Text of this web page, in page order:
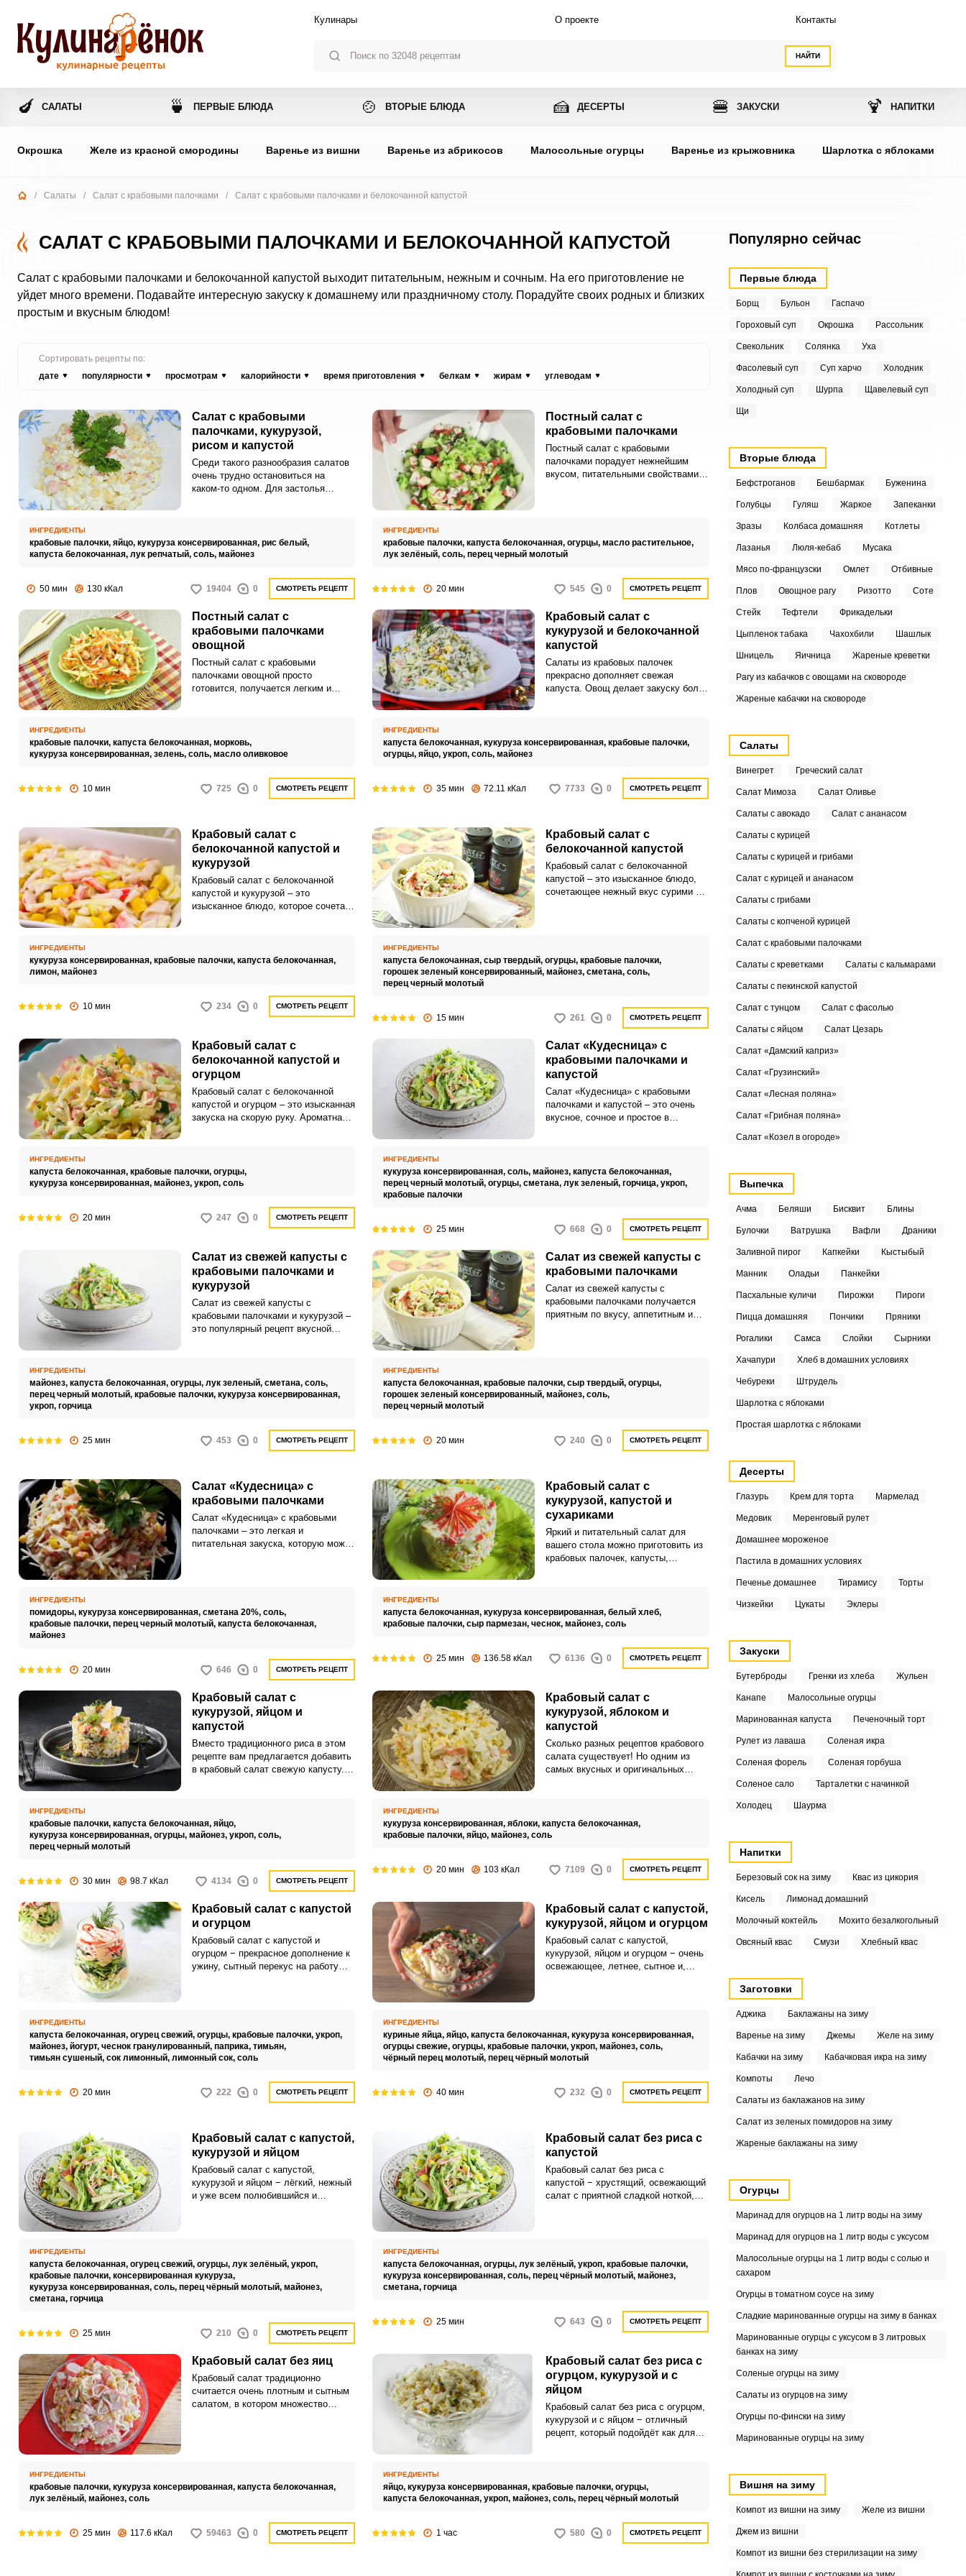
НАЙТИ
Кулинары О проекте Контакты
🍆 САЛАТЫ 🍵 ПЕРВЫЕ БЛЮДА 🍲 ВТОРЫЕ БЛЮДА 🍰 ДЕСЕРТЫ 🍔 ЗАКУСКИ 🍹 НАПИТКИ
Окрошка Желе из красной смородины Варенье из вишни Варенье из абрикосов Малосольные огурцы Варенье из крыжовника Шарлотка с яблоками
/ Салаты / Салат с крабовыми палочками / Салат с крабовыми палочками и белокочанной капустой
САЛАТ С КРАБОВЫМИ ПАЛОЧКАМИ И БЕЛОКОЧАННОЙ КАПУСТОЙ
Салат с крабовыми палочками и белокочанной капустой выходит питательным, нежным и сочным. На его приготовление не
уйдет много времени. Подавайте интересную закуску к домашнему или праздничному столу. Порадуйте своих родных и близких
простым и вкусным блюдом!
Сортировать рецепты по:
дате
популярности просмотрам калорийности время приготовления белкам жирам углеводам
Салат с крабовыми
палочками, кукурузой,
рисом и капустой
Среди такого разнообразия салатов
очень трудно остановиться на
каком-то одном. Для застолья
ИНГРЕДИЕНТЫ
крабовые палочки, яйцо, кукуруза консервированная, рис белый,
капуста белокочанная, лук репчатый, соль, майонез
50 мин 130 кКал 19404 0 СМОТРЕТЬ РЕЦЕПТ
Постный салат с
крабовыми палочками
Постный салат с крабовыми
палочками порадует нежнейшим
вкусом, питательными свойствами и
ИНГРЕДИЕНТЫ
крабовые палочки, капуста белокочанная, огурцы, масло растительное,
лук зелёный, соль, перец черный молотый
20 мин 545 0 СМОТРЕТЬ РЕЦЕПТ
Постный салат с
крабовыми палочками
овощной
Постный салат с крабовыми
палочками овощной просто
готовится, получается легким и
берем капусту, морковь,
консервированную кукурузу, зелень
ИНГРЕДИЕНТЫ
крабовые палочки, капуста белокочанная, морковь,
кукуруза консервированная, зелень, соль, масло оливковое
10 мин 725 0 СМОТРЕТЬ РЕЦЕПТ
Крабовый салат с
кукурузой и белокочанной
капустой
Салаты из крабовых палочек
прекрасно дополняет свежая
капуста. Овощ делает закуску более
ИНГРЕДИЕНТЫ
капуста белокочанная, кукуруза консервированная, крабовые палочки,
огурцы, яйцо, укроп, соль, майонез
35 мин 72.11 кКал 7733 0 СМОТРЕТЬ РЕЦЕПТ
Крабовый салат с
белокочанной капустой и
кукурузой
Крабовый салат с белокочанной
капустой и кукурузой – это
изысканное блюдо, которое сочетает
баланс вкусов.
ИНГРЕДИЕНТЫ
кукуруза консервированная, крабовые палочки, капуста белокочанная,
лимон, майонез
10 мин 234 0 СМОТРЕТЬ РЕЦЕПТ
Крабовый салат с
белокочанной капустой
Крабовый салат с белокочанной
капустой – это изысканное блюдо,
сочетающее нежный вкус сурими с
ароматом и приятным послевкусием,
который оставит вас в полном
ИНГРЕДИЕНТЫ
капуста белокочанная, сыр твердый, огурцы, крабовые палочки,
горошек зеленый консервированный, майонез, сметана, соль,
перец черный молотый
15 мин 261 0 СМОТРЕТЬ РЕЦЕПТ
Крабовый салат с
белокочанной капустой и
огурцом
Крабовый салат с белокочанной
капустой и огурцом – это изысканная
закуска на скорую руку. Ароматная
этот салат незабываемым и
освежающим.
ИНГРЕДИЕНТЫ
капуста белокочанная, крабовые палочки, огурцы,
кукуруза консервированная, майонез, укроп, соль
20 мин 247 0 СМОТРЕТЬ РЕЦЕПТ
Салат «Кудесница» с
крабовыми палочками и
капустой
Салат «Кудесница» с крабовыми
палочками и капустой – это очень
вкусное, сочное и простое в
при этом аппетитно хрустит во рту.
ИНГРЕДИЕНТЫ
кукуруза консервированная, соль, майонез, капуста белокочанная,
перец черный молотый, огурцы, сметана, лук зеленый, горчица, укроп,
крабовые палочки
25 мин 668 0 СМОТРЕТЬ РЕЦЕПТ
Салат из свежей капусты с
крабовыми палочками и
кукурузой
Салат из свежей капусты с
крабовыми палочками и кукурузой –
это популярный рецепт вкусной
потребует всего-навсего 25 минут.
ИНГРЕДИЕНТЫ
майонез, капуста белокочанная, огурцы, лук зеленый, сметана, соль,
перец черный молотый, крабовые палочки, кукуруза консервированная,
укроп, горчица
25 мин 453 0 СМОТРЕТЬ РЕЦЕПТ
Салат из свежей капусты с
крабовыми палочками
Салат из свежей капусты с
крабовыми палочками получается
приятным по вкусу, аппетитным и
ИНГРЕДИЕНТЫ
капуста белокочанная, крабовые палочки, сыр твердый, огурцы,
горошек зеленый консервированный, майонез, соль,
перец черный молотый
20 мин 240 0 СМОТРЕТЬ РЕЦЕПТ
Салат «Кудесница» с
крабовыми палочками
Салат «Кудесница» с крабовыми
палочками – это легкая и
питательная закуска, которую можно
овощи, консервированная кукуруза и
крабовые палочки.
ИНГРЕДИЕНТЫ
помидоры, кукуруза консервированная, сметана 20%, соль,
крабовые палочки, перец черный молотый, капуста белокочанная,
майонез
20 мин 646 0 СМОТРЕТЬ РЕЦЕПТ
Крабовый салат с
кукурузой, капустой и
сухариками
Яркий и питательный салат для
вашего стола можно приготовить из
крабовых палочек, капусты,
приготовлением.
ИНГРЕДИЕНТЫ
капуста белокочанная, кукуруза консервированная, белый хлеб,
крабовые палочки, сыр пармезан, чеснок, майонез, соль
25 мин 136.58 кКал 6136 0 СМОТРЕТЬ РЕЦЕПТ
Крабовый салат с
кукурузой, яйцом и
капустой
Вместо традиционного риса в этом
рецепте вам предлагается добавить
в крабовый салат свежую капусту.
ИНГРЕДИЕНТЫ
крабовые палочки, капуста белокочанная, яйцо,
кукуруза консервированная, огурцы, майонез, укроп, соль,
перец черный молотый
30 мин 98.7 кКал 4134 0 СМОТРЕТЬ РЕЦЕПТ
Крабовый салат с
кукурузой, яблоком и
капустой
Сколько разных рецептов крабового
салата существует! Но одним из
самых вкусных и оригинальных
блюдо точно нужно попробовать!
ИНГРЕДИЕНТЫ
кукуруза консервированная, яблоки, капуста белокочанная,
крабовые палочки, яйцо, майонез, соль
20 мин 103 кКал 7109 0 СМОТРЕТЬ РЕЦЕПТ
Крабовый салат с капустой
и огурцом
Крабовый салат с капустой и
огурцом − прекрасное дополнение к
ужину, сытный перекус на работу
смеси специй, салат получается
очень пикантным и настолько
вкусным, что всегда приходится
ИНГРЕДИЕНТЫ
капуста белокочанная, огурец свежий, огурцы, крабовые палочки, укроп,
майонез, йогурт, чеснок гранулированный, паприка, тимьян,
тимьян сушеный, сок лимонный, лимонный сок, соль
20 мин 222 0 СМОТРЕТЬ РЕЦЕПТ
Крабовый салат с капустой,
кукурузой, яйцом и огурцом
Крабовый салат с капустой,
кукурузой, яйцом и огурцом − очень
освежающее, летнее, сытное и,
ИНГРЕДИЕНТЫ
куриные яйца, яйцо, капуста белокочанная, кукуруза консервированная,
огурцы свежие, огурцы, крабовые палочки, укроп, майонез, соль,
чёрный перец молотый, перец чёрный молотый
40 мин 232 0 СМОТРЕТЬ РЕЦЕПТ
Крабовый салат с капустой,
кукурузой и яйцом
Крабовый салат с капустой,
кукурузой и яйцом − лёгкий, нежный
и уже всем полюбившийся и
при использовании овощей,
выращенных на собственном
огороде.
ИНГРЕДИЕНТЫ
капуста белокочанная, огурец свежий, огурцы, лук зелёный, укроп,
крабовые палочки, консервированная кукуруза,
кукуруза консервированная, соль, перец чёрный молотый, майонез,
сметана, горчица
25 мин 210 0 СМОТРЕТЬ РЕЦЕПТ
Крабовый салат без риса с
капустой
Крабовый салат без риса с
капустой − хрустящий, освежающий
салат с приятной сладкой ноткой,
потому отличает этот рецепт салата
от его классического варианта!
кукурузу можете при желании
заменить свежей или замороженной,
добавлением небольшого
количества сахара и соли.Крабовые
палочки выбирайте те, которые
будут более сочными, так как это
повлияет существенно на вкус
готового блюда.Капусту лучше в
сезон брать молодую, но если
ИНГРЕДИЕНТЫ
капуста белокочанная, огурцы, лук зелёный, укроп, крабовые палочки,
кукуруза консервированная, соль, перец чёрный молотый, майонез,
сметана, горчица
25 мин 643 0 СМОТРЕТЬ РЕЦЕПТ
Крабовый салат без яиц
Крабовый салат традиционно
считается очень плотным и сытным
салатом, в котором множество
ИНГРЕДИЕНТЫ
крабовые палочки, кукуруза консервированная, капуста белокочанная,
лук зелёный, майонез, соль
25 мин 117.6 кКал 59463 0 СМОТРЕТЬ РЕЦЕПТ
Крабовый салат без риса с
огурцом, кукурузой и с
яйцом
Крабовый салат без риса с огурцом,
кукурузой и с яйцом − отличный
рецепт, который подойдёт как для
нежным и довольно сытным салатом
себя и своих близких за общим
ИНГРЕДИЕНТЫ
яйцо, кукуруза консервированная, крабовые палочки, огурцы,
капуста белокочанная, укроп, майонез, соль, перец чёрный молотый
1 час 580 0 СМОТРЕТЬ РЕЦЕПТ
Популярно сейчас
Первые блюда
Борщ Бульон Гаспачо
Гороховый суп Окрошка Рассольник
Свекольник Солянка Уха
Фасолевый суп Суп харчо Холодник
Холодный суп Шурпа Щавелевый суп
Щи
Вторые блюда
Бефстроганов Бешбармак Буженина
Голубцы Гуляш Жаркое Запеканки
Зразы Колбаса домашняя Котлеты
Лазанья Люля-кебаб Мусака
Мясо по-французски Омлет Отбивные
Плов Овощное рагу Ризотто Соте
Стейк Тефтели Фрикадельки
Цыпленок табака Чахохбили Шашлык
Шницель Яичница Жареные креветки
Рагу из кабачков с овощами на сковороде
Жареные кабачки на сковороде
Салаты
Винегрет Греческий салат
Салат Мимоза Салат Оливье
Салаты с авокадо Салат с ананасом
Салаты с курицей
Салаты с курицей и грибами
Салат с курицей и ананасом
Салаты с грибами
Салаты с копченой курицей
Салат с крабовыми палочками
Салаты с креветками Салаты с кальмарами
Салаты с пекинской капустой
Салат с тунцом Салат с фасолью
Салаты с яйцом Салат Цезарь
Салат «Дамский каприз»
Салат «Грузинский»
Салат «Лесная поляна»
Салат «Грибная поляна»
Салат «Козел в огороде»
Выпечка
Ачма Беляши Бисквит Блины
Булочки Ватрушка Вафли Драники
Заливной пирог Капкейки Кыстыбый
Манник Оладьи Панкейки
Пасхальные куличи Пирожки Пироги
Пицца домашняя Пончики Пряники
Рогалики Самса Слойки Сырники
Хачапури Хлеб в домашних условиях
Чебуреки Штрудель
Шарлотка с яблоками
Простая шарлотка с яблоками
Десерты
Глазурь Крем для торта Мармелад
Медовик Меренговый рулет
Домашнее мороженое
Пастила в домашних условиях
Печенье домашнее Тирамису Торты
Чизкейки Цукаты Эклеры
Закуски
Бутерброды Гренки из хлеба Жульен
Канапе Малосольные огурцы
Маринованная капуста Печеночный торт
Рулет из лаваша Соленая икра
Соленая форель Соленая горбуша
Соленое сало Тарталетки с начинкой
Холодец Шаурма
Напитки
Березовый сок на зиму Квас из цикория
Кисель Лимонад домашний
Молочный коктейль Мохито безалкогольный
Овсяный квас Смузи Хлебный квас
Заготовки
Аджика Баклажаны на зиму
Варенье на зиму Джемы Желе на зиму
Кабачки на зиму Кабачковая икра на зиму
Компоты Лечо
Салаты из баклажанов на зиму
Салат из зеленых помидоров на зиму
Жареные баклажаны на зиму
Огурцы
Маринад для огурцов на 1 литр воды на зиму
Маринад для огурцов на 1 литр воды с уксусом
Малосольные огурцы на 1 литр воды с солью и
сахаром
Огурцы в томатном соусе на зиму
Сладкие маринованные огурцы на зиму в банках
Маринованные огурцы с уксусом в 3 литровых
банках на зиму
Соленые огурцы на зиму
Салаты из огурцов на зиму
Огурцы по-фински на зиму
Маринованные огурцы на зиму
Вишня на зиму
Компот из вишни на зиму Желе из вишни
Джем из вишни
Компот из вишни без стерилизации на зиму
Войдите
с помощью социальных сетей:
или
ВХОД
ЕЩЕ НЕ ЗАРЕГИСТРИРОВАННЫ?
Забыли пароль?